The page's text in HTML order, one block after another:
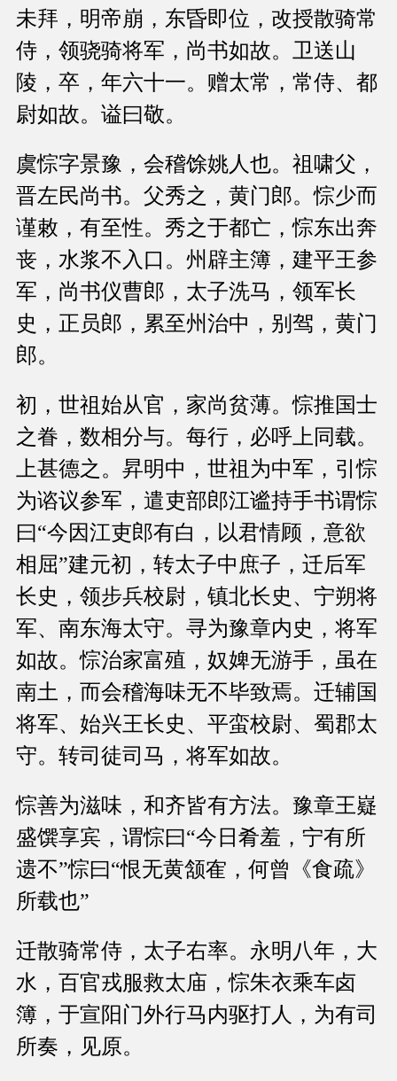
未拜，明帝崩，东昏即位，改授散骑常
侍，领骁骑将军，尚书如故。卫送山
陵，卒，年六十一。赠太常，常侍、都
尉如故。谥曰敬。
虞悰字景豫，会稽馀姚人也。祖啸父，
晋左民尚书。父秀之，黄门郎。悰少而
谨敕，有至性。秀之于都亡，悰东出奔
丧，水浆不入口。州辟主簿，建平王参
军，尚书仪曹郎，太子洗马，领军长
史，正员郎，累至州治中，别驾，黄门
郎。
初，世祖始从官，家尚贫薄。悰推国士
之眷，数相分与。每行，必呼上同载。
上甚德之。昇明中，世祖为中军，引悰
为谘议参军，遣吏部郎江谧持手书谓悰
曰“今因江吏郎有白，以君情顾，意欲
相屈”建元初，转太子中庶子，迁后军
长史，领步兵校尉，镇北长史、宁朔将
军、南东海太守。寻为豫章内史，将军
如故。悰治家富殖，奴婢无游手，虽在
南土，而会稽海味无不毕致焉。迁辅国
将军、始兴王长史、平蛮校尉、蜀郡太
守。转司徒司马，将军如故。
悰善为滋味，和齐皆有方法。豫章王嶷
盛馔享宾，谓悰曰“今日肴羞，宁有所
遗不”悰曰“恨无黄颔隺，何曾《食疏》
所载也”
迁散骑常侍，太子右率。永明八年，大
水，百官戎服救太庙，悰朱衣乘车卤
簿，于宣阳门外行马内驱打人，为有司
所奏，见原。